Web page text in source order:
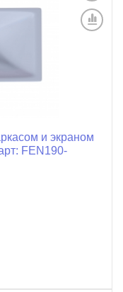
и экраном
FEN190-